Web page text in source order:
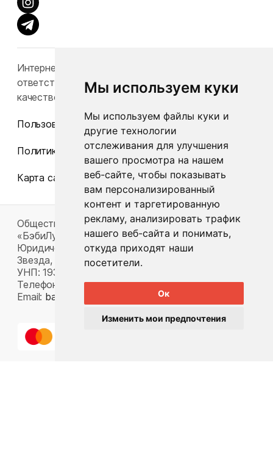
Мы используем куки
Мы используем файлы куки и
другие технологии
отслеживания для улучшения
вашего просмотра на нашем
веб-сайте, чтобы показывать
вам персонализированный
контент и таргетированную
рекламу, анализировать трафик
нашего веб-сайта и понимать,
откуда приходят наши
посетители.
Ок
Изменить мои предпочтения
Интернет-каталог Babylook.by не несет
ответственность за конечную стоимость и
качество товаров.
Пользовательское соглашение
Политика конфиденциальности
Карта сайта
Общество с ограниченной ответственностью
«БэбиЛук»
Юридический адрес: 220117, г. Минск, пр-т Газеты
Звезда, д. 16, пом. 52
УНП: 193815124
Телефон:
+375 33 392 66 63
Email: babylook.gm@gmail.com